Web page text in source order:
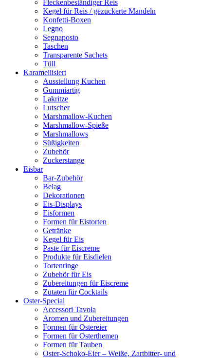
Fleckenbeständiger Reis
Kegel für Reis / gezuckerte Mandeln
Konfetti-Boxen
Legno
Segnaposto
Taschen
Transparente Sachets
Tüll
Karamellisiert
Ausstellung Kuchen
Gummiartig
Lakritze
Lutscher
Marshmallow-Kuchen
Marshmallow-Spieße
Marshmallows
Süßigkeiten
Zubehör
Zuckerstange
Eisbar
Bar-Zubehör
Belag
Dekorationen
Eis-Displays
Eisformen
Formen für Eistorten
Getränke
Kegel für Eis
Paste für Eiscreme
Produkte für Eisdielen
Tortenringe
Zubehör für Eis
Zubereitungen für Eiscreme
Zutaten für Cocktails
Oster-Special
Accessori Tavola
Aromen und Zubereitungen
Formen für Ostereier
Formen für Osterthemen
Formen für Tauben
Oster-Schoko-Eier – Weiße, Zartbitter- und